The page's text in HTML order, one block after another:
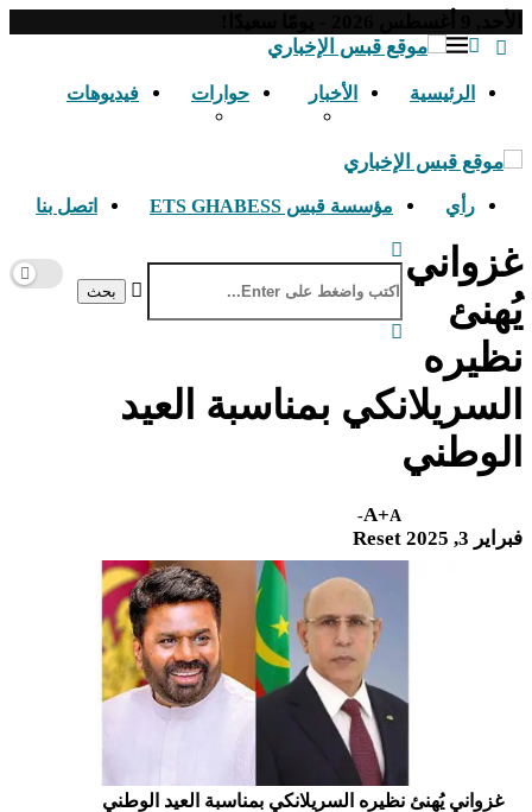
الرئيسية الأخبار حوارات فيديوهات
رأي مؤسسة قبس ETS GHABESS اتصل بنا
بحث
غزواني
يُهنئ
نظيره
السريلانكي بمناسبة العيد
الوطني
فبراير 3, 2025
A+A-
Reset
غزواني يُهنئ نظيره السريلانكي بمناسبة العيد الوطني